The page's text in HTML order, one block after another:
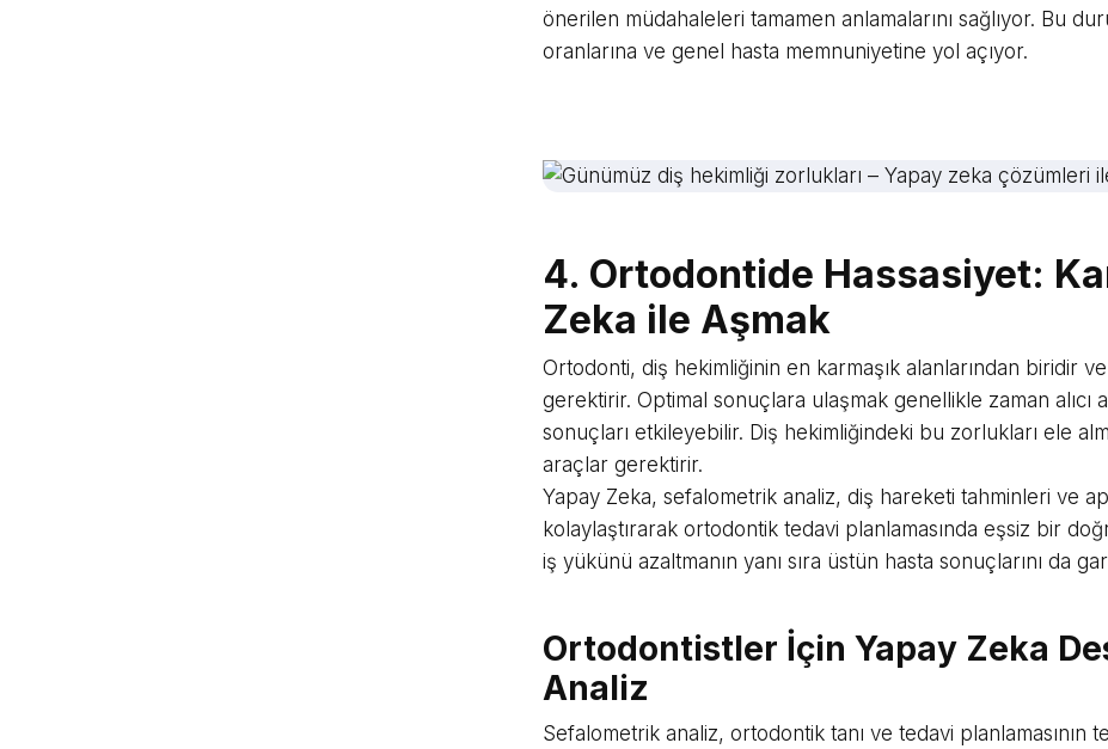
önerilen müdahaleleri tamamen anlamalarını sağlıyor. Bu
oranlarına ve genel hasta memnuniyetine yol açıyor.
4. Ortodontide Hassasiyet:
Zeka ile Aşmak
Ortodonti, diş hekimliğinin en karmaşık alanlarından biridir
gerektirir. Optimal sonuçlara ulaşmak genellikle zaman
sonuçları etkileyebilir. Diş hekimliğindeki bu zorlukları ele
araçlar gerektirir.
Yapay Zeka, sefalometrik analiz, diş hareketi tahminleri ve
kolaylaştırarak ortodontik tedavi planlamasında eşsiz bir
iş yükünü azaltmanın yanı sıra üstün hasta sonuçlarını da
Ortodontistler İçin Yapay Zeka
Analiz
Sefalometrik analiz, ortodontik tanı ve tedavi planlamasının